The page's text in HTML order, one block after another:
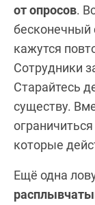
от опросов.
бесконечный
кажутся
Сотрудники
Старайтесь
существу.
которые
Ещё одна